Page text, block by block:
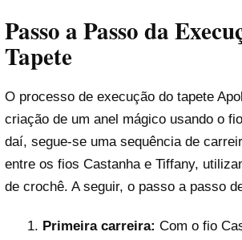
Passo a Passo da
Tapete
O processo de execução do tapete
criação de um anel mágico usando o
daí, segue-se uma sequência de
entre os fios Castanha e Tiffany,
de crochê. A seguir, o passo a passo
Primeira carreira: Com o fio